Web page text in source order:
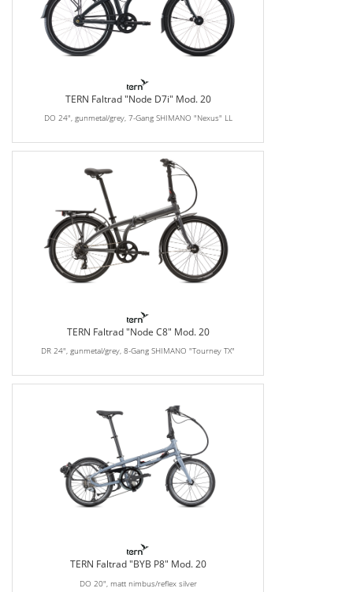
TERN Faltrad "Node D7i" Mod. 20
DO 24", gunmetal/grey, 7-Gang SHIMANO "Nexus" LL
TERN Faltrad "Node C8" Mod. 20
DR 24", gunmetal/grey, 8-Gang SHIMANO "Tourney TX"
TERN Faltrad "BYB P8" Mod. 20
DO 20", matt nimbus/reflex silver